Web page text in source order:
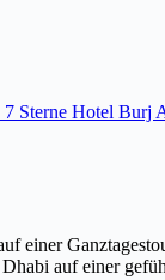
Sterne Hotel
einer
auf einer